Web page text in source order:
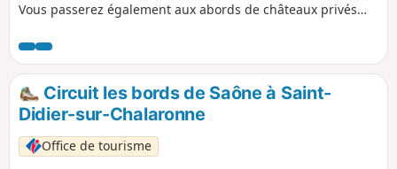
Vous passerez également aux abords de châteaux privés
Circuit les bords de Saône à Saint-
Didier-sur-Chalaronne
Office de tourisme